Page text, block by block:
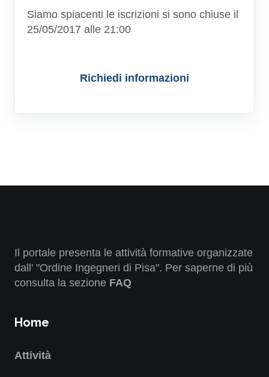
Siamo spiacenti le iscrizioni si sono chiuse il
25/05/2017 alle 21:00
Richiedi informazioni
Il portale presenta le attività formative organizzate
dall' "Ordine Ingegneri di Pisa". Per saperne di più
consulta la sezione FAQ
Home
Attività